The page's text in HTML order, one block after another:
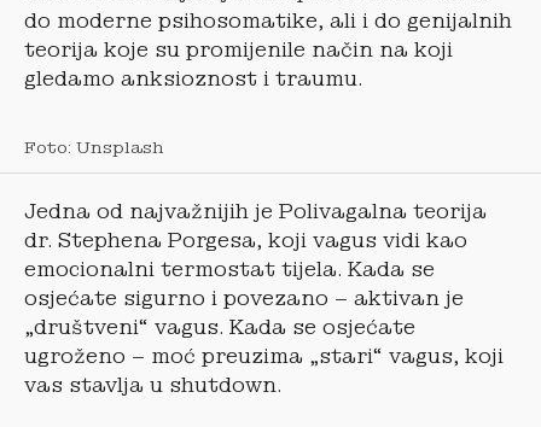
do moderne psihosomatike, ali i do genijalnih
teorija koje su promijenile način na koji
gledamo anksioznost i traumu.
Foto: Unsplash
Jedna od najvažnijih je Polivagalna teorija
dr. Stephena Porgesa, koji vagus vidi kao
emocionalni termostat tijela. Kada se
osjećate sigurno i povezano – aktivan je
„društveni“ vagus. Kada se osjećate
ugroženo – moć preuzima „stari“ vagus, koji
vas stavlja u shutdown.